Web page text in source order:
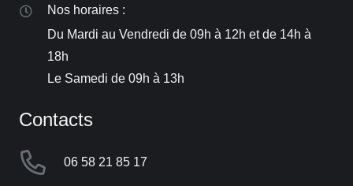
Nos horaires :
Du Mardi au Vendredi de 09h à 12h et de 14h à
18h
Le Samedi de 09h à 13h
Contacts
06 58 21 85 17